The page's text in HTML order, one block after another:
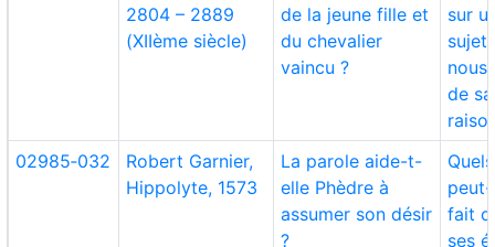
2804 – 2889
(XIIème siècle)
de la jeune fille et
du chevalier
vaincu ?
sur
nous
de
02985‑032
Robert Garnier,
Hippolyte, 1573
La parole aide-t-
elle Phèdre à
assumer son désir
?
fait
ses